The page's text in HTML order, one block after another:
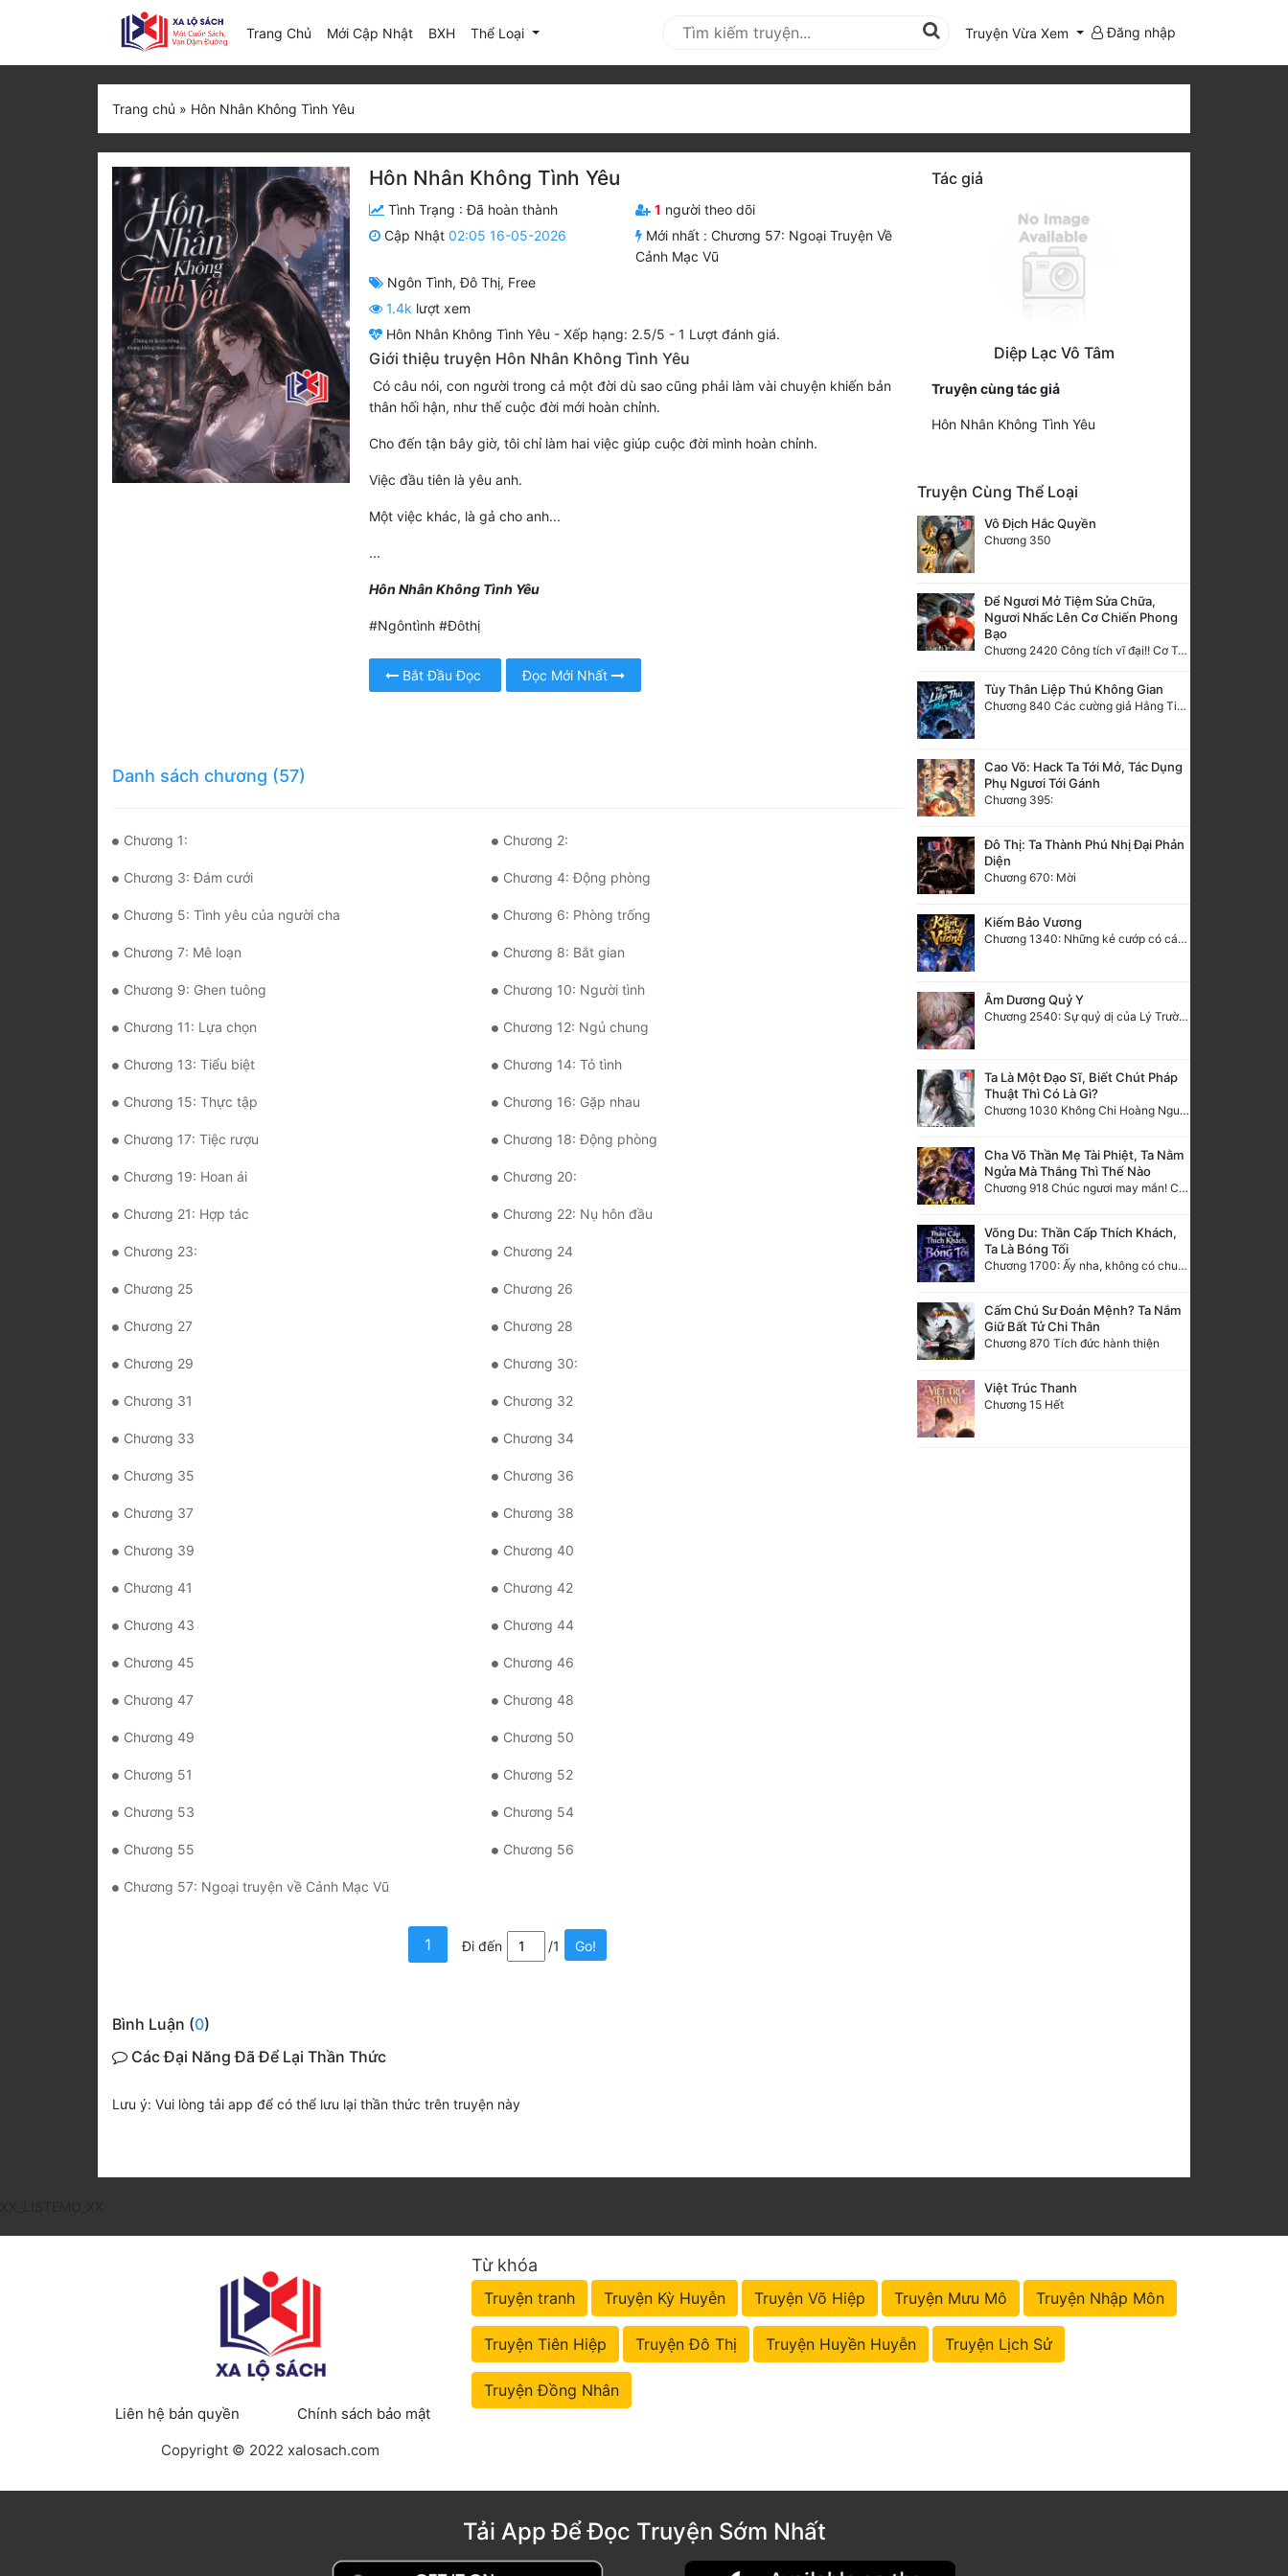
Trang Chủ Mới Cập Nhật(current)
BXH Thể Loại Truyện Vừa Xem Đăng nhập
Trang chủ » Hôn Nhân Không Tình Yêu
Hôn Nhân Không Tình Yêu
Tình Trạng :Đã hoàn thành 1 người theo dõi
Cập Nhật 02:05 16-05-2026 Mới nhất :Chương 57: Ngoại Truyện Về
Cảnh Mạc Vũ
Ngôn Tình,Đô Thị, Free
1.4k lượt xem
Hôn Nhân Không Tình Yêu - Xếp hạng: 2.5/5 - 1 Lượt đánh giá.
Giới thiệu truyện Hôn Nhân Không Tình Yêu
Có câu nói, con người trong cả một đời dù sao cũng phải làm vài chuyện khiến bản
thân hối hận, như thế cuộc đời mới hoàn chỉnh.
Cho đến tận bây giờ, tôi chỉ làm hai việc giúp cuộc đời mình hoàn chỉnh.
Việc đầu tiên là yêu anh.
Một việc khác, là gả cho anh...
...
Hôn Nhân Không Tình Yêu
#Ngôntình #Đôthị
Bắt Đầu Đọc Đọc Mới Nhất
Danh sách chương (57)
Chương 1: Chương 2:
Chương 3: Đám cưới Chương 4: Động phòng
Chương 5: Tình yêu của người cha Chương 6: Phòng trống
Chương 7: Mê loạn Chương 8: Bắt gian
Chương 9: Ghen tuông Chương 10: Người tình
Chương 11: Lựa chọn Chương 12: Ngủ chung
Chương 13: Tiểu biệt Chương 14: Tỏ tình
Chương 15: Thực tập Chương 16: Gặp nhau
Chương 17: Tiệc rượu Chương 18: Động phòng
Chương 19: Hoan ái Chương 20:
Chương 21: Hợp tác Chương 22: Nụ hôn đầu
Chương 23: Chương 24
Chương 25 Chương 26
Chương 27 Chương 28
Chương 29 Chương 30:
Chương 31 Chương 32
Chương 33 Chương 34
Chương 35 Chương 36
Chương 37 Chương 38
Chương 39 Chương 40
Chương 41 Chương 42
Chương 43 Chương 44
Chương 45 Chương 46
Chương 47 Chương 48
Chương 49 Chương 50
Chương 51 Chương 52
Chương 53 Chương 54
Chương 55 Chương 56
Chương 57: Ngoại truyện về Cảnh Mạc Vũ
1 Đi đến /1 Go!
Bình Luận (0)
Các Đại Năng Đã Để Lại Thần Thức
Lưu ý: Vui lòng tải app để có thể lưu lại thần thức trên truyện này
Tác giả
Diệp Lạc Vô Tâm
Truyện cùng tác giả
Hôn Nhân Không Tình Yêu
Truyện Cùng Thể Loại
Vô Địch Hắc Quyền
Chương 350
Để Ngươi Mở Tiệm Sửa Chữa,
Ngươi Nhấc Lên Cơ Chiến Phong
Bạo
Chương 2420 Công tích vĩ đại!! Cơ Tu Chi Thần?!
Tùy Thân Liệp Thú Không Gian
Chương 840 Các cường giả Hằng Tinh cấp khác đâu?
Cao Võ: Hack Ta Tới Mở, Tác Dụng
Phụ Ngươi Tới Gánh
Chương 395:
Đô Thị: Ta Thành Phú Nhị Đại Phản
Diện
Chương 670: Mời
Kiếm Bảo Vương
Chương 1340: Những kẻ cướp có cánh
Âm Dương Quỷ Y
Chương 2540: Sự quỷ dị của Lý Trường Phong
Ta Là Một Đạo Sĩ, Biết Chút Pháp
Thuật Thì Có Là Gì?
Chương 1030 Không Chi Hoàng Nguyên Đại Hư
Cha Võ Thần Mẹ Tài Phiệt, Ta Nằm
Ngửa Mà Thắng Thì Thế Nào
Chương 918 Chúc ngươi may mắn! Ca môn cũng là sắt thép thẳng nam!
Võng Du: Thần Cấp Thích Khách,
Ta Là Bóng Tối
Chương 1700: Ấy nha, không có chuyện gì!
Cấm Chú Sư Đoản Mệnh? Ta Nắm
Giữ Bất Tử Chi Thân
Chương 870 Tích đức hành thiện
Việt Trúc Thanh
Chương 15 Hết
Liên hệ bản quyền
Chính sách bảo mật
Copyright © 2022 xalosach.com
Từ khóa
Truyện tranh Truyện Kỳ Huyễn Truyện Võ Hiệp Truyện Mưu Mô Truyện Nhập Môn
Truyện Tiên Hiệp Truyện Đô Thị Truyện Huyền Huyễn Truyện Lịch Sử
Truyện Đồng Nhân
Tải App Để Đọc Truyện Sớm Nhất